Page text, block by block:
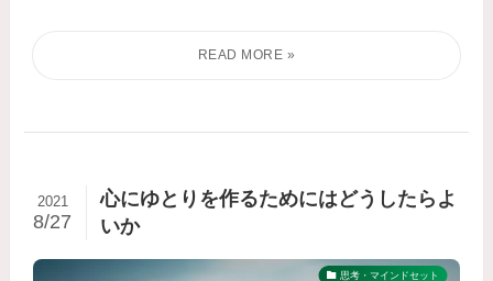
心にゆとりを作るためにはどうしたらよ
いか
2021
8/27
思考・マインドセット